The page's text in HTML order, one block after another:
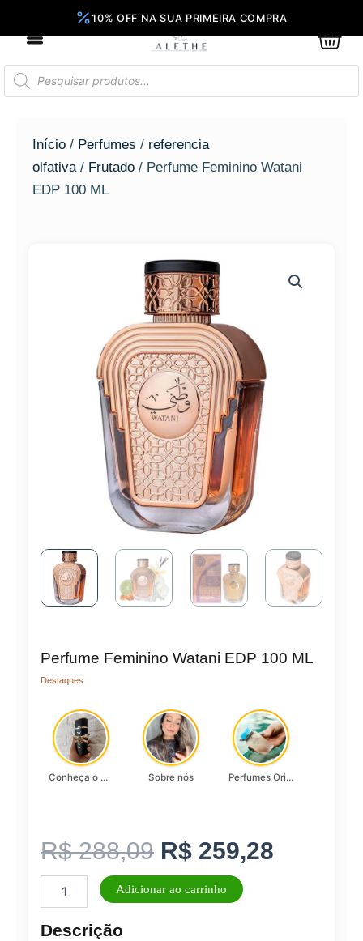
conteúdo
Pesquisar
produtos
Início / Perfumes / referencia
olfativa / Frutado / Perfume Feminino Watani
EDP 100 ML
Perfume Feminino Watani EDP 100 ML
Destaques
Conheça o Asad, da Lattafa… Sobre nós Perfumes Originais
R$288,09 O
preço
R$ 259,28
Feminino
EDP
Adicionar ao carrinho
Descrição